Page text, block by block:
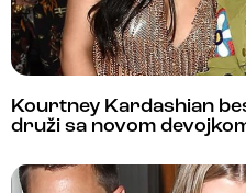
Kourtney Kardashian
druži sa novom